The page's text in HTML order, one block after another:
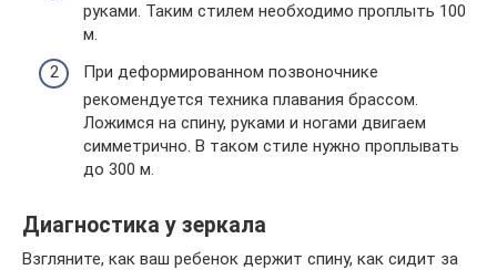
руками. Таким стилем необходимо проплыть 100
м.
При деформированном позвоночнике
рекомендуется техника плавания брассом.
Ложимся на спину, руками и ногами двигаем
симметрично. В таком стиле нужно проплывать
до 300 м.
Диагностика у зеркала
Взгляните, как ваш ребенок держит спину, как сидит за